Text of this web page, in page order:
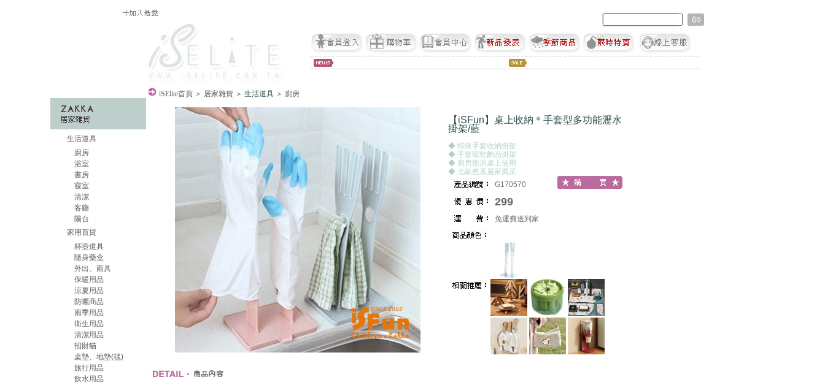
生活道具
廚房
浴室
書房
寢室
清潔
客廳
陽台
家用百貨
杯壺道具
隨身藥盒
外出、雨具
保暖用品
涼夏用品
防曬商品
雨季用品
衛生用品
清潔用品
招財貓
桌墊、地墊(毯)
旅行用品
飲水用品
iSElite首頁 ＞ 居家雜貨 ＞ 生活道具 ＞ 廚房
【iSFun】桌上收納＊手套型多功能瀝水
掛架/藍
◆ 特殊手套收納掛架
◆ 手套晾乾飾品掛架
◆ 廚房衛浴桌上使用
◆ 北歐色系居家風采
G170570
299
免運費送到家